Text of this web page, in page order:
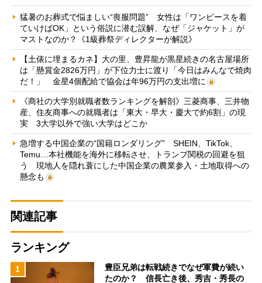
猛暑のお葬式で悩ましい“喪服問題” 女性は「ワンピースを着
ていけばOK」という俗説に潜む誤解、なぜ「ジャケット」が
マストなのか？《1級葬祭ディレクターが解説》
【土俵に埋まるカネ】大の里、豊昇龍が黒星続きの名古屋場所
は「懸賞金2826万円」が下位力士に渡り「今日はみんなで焼肉
だ！」 金星4個配給で協会は年96万円の支出増に
《商社の大学別就職者数ランキングを解剖》三菱商事、三井物
産、住友商事への就職者は「東大・早大・慶大で約6割」の現
実 3大学以外で強い大学はどこか
急増する中国企業の“国籍ロンダリング” SHEIN、TikTok、
Temu…本社機能を海外に移転させ、トランプ関税の回避を狙
う 現地人を隠れ蓑にした中国企業の農業参入・土地取得への
懸念も
関連記事
ランキング
1
豊臣兄弟は転戦続きでなぜ軍費が続い
たのか？ 信長亡き後、秀吉・秀長の